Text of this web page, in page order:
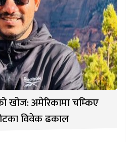
खोज: अमेरिकामा चम्किए
विवेक ढकाल